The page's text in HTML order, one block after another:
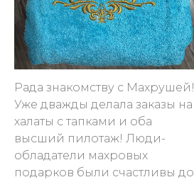
Рада знакомству с Махрушей!
Уже дважды делала заказы на
халаты с тапками и оба
высший пилотаж! Люди-
обладатели махровых
подарков были счастливы до